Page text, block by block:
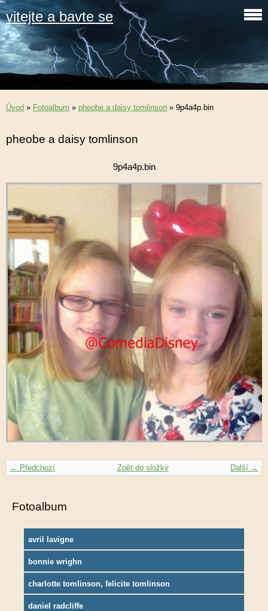
vitejte a bavte se
Úvod » Fotoalbum » pheobe a daisy tomlinson » 9p4a4p.bin
pheobe a daisy tomlinson
9p4a4p.bin
← Předchozí Další →
Zpět do složky
Fotoalbum
avril lavigne
bonnie wrighn
charlotte tomlinson, felicite tomlinson
daniel radcliffe